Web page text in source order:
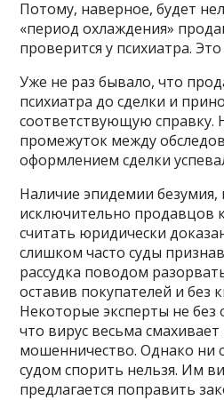
Потому, наверное, будет
«период охлаждения»
проверится у психиатра.
Уже не раз бывало, что
психиатра до сделки и
соответствующую справку.
промежуток между
оформлением сделки
Наличие эпидемии
исключительно продавцов
считать юридически
слишком часто суды
рассудка поводом
оставив покупателей и без
Некоторые эксперты не без
что вирус весьма
мошенничество. Однако ни
судом спорить нельзя. Им
предлагается поправить